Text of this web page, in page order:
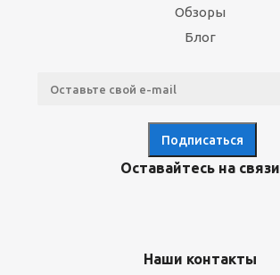
Обзоры
Блог
Оставайтесь на связи
Наши контакты